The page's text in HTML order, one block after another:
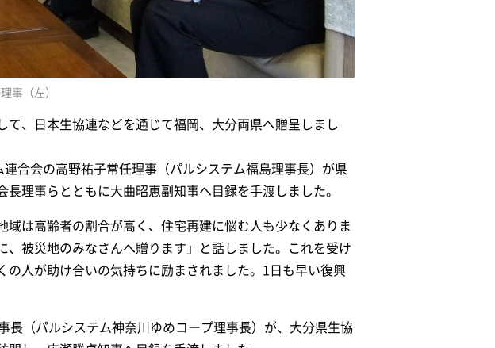
事（左）
て、日本生協連などを通じて福岡、大分両県へ贈呈しまし
合会の高野祐子常任理事（パルシステム福島理事長）が県
理事らとともに大曲昭恵副知事へ目録を手渡しました。
域は高齢者の割合が高く、住宅再建に悩む人も少なくありま
、被災地のみなさんへ贈ります」と話しました。これを受け
の人が助け合いの気持ちに励まされました。1日も早い復興
長（パルシステム神奈川ゆめコープ理事長）が、大分県生協